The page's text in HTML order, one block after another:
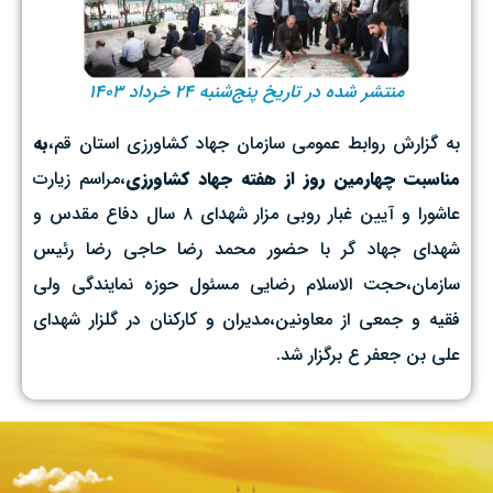
منتشر شده در تاریخ پنج‌شنبه ۲۴ خرداد ۱۴۰۳
به گزارش روابط عمومی سازمان جهاد کشاورزی استان قم،به
مناسبت چهارمین روز از هفته جهاد کشاورزی،مراسم زیارت
عاشورا و آیین غبار روبی مزار شهدای ۸ سال دفاع مقدس و
شهدای جهاد گر با حضور محمد رضا حاجی رضا رئیس
سازمان،حجت الاسلام رضایی مسئول حوزه نمایندگی ولی
فقیه و جمعی از معاونین،مدیران و کارکنان در گلزار شهدای
علی بن جعفر ع برگزار شد.